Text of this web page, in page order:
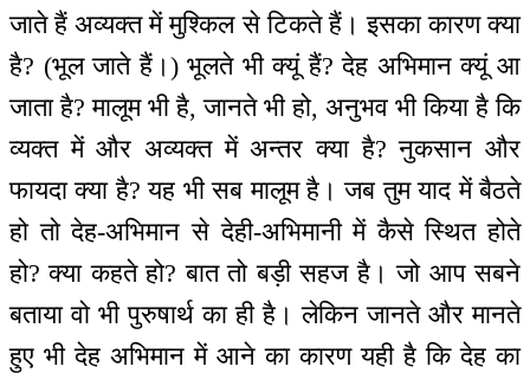
जाते हैं अव्यक्त में मुश्किल से टिकते हैं। इसका कारण क्या
है? (भूल जाते हैं।) भूलते भी क्यूं हैं? देह अभिमान क्यूं आ
जाता है? मालूम भी है, जानते भी हो, अनुभव भी किया है कि
व्यक्त में और अव्यक्त में अन्तर क्या है? नुकसान और
फायदा क्या है? यह भी सब मालूम है। जब तुम याद में बैठते
हो तो देह-अभिमान से देही-अभिमानी में कैसे स्थित होते
हो? क्या कहते हो? बात तो बड़ी सहज है। जो आप सबने
बताया वो भी पुरुषार्थ का ही है। लेकिन जानते और मानते
हुए भी देह अभिमान में आने का कारण यही है कि देह का